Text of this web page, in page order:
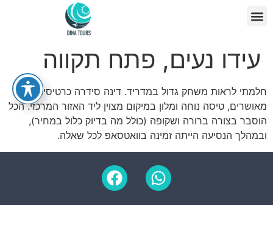
עידו נעים, פתח תקווה
חלמתי לראות משחק גדול במדריד. דינה סידרה כרטיסים
מאושרים, טיסה נוחה ומלון במיקום מצוין ליד האזור המרכזי. הכל
הוסבר בצורה ברורה ושקופה (כולל מה בדיוק כלול במחיר),
ובמהלך הנסיעה הייתה זמינה בוואטסאפ לכל שאלה.